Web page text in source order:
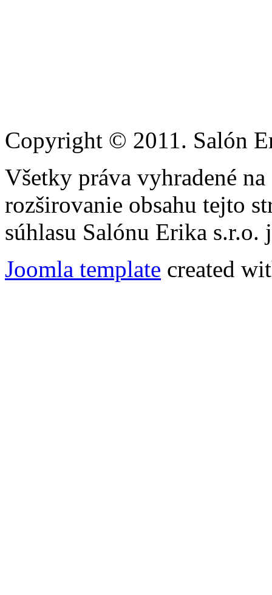
Copyright © 2011. Salón
Všetky práva vyhradené
rozširovanie obsahu tejto
súhlasu Salónu Erika s.r.o.
Joomla template created